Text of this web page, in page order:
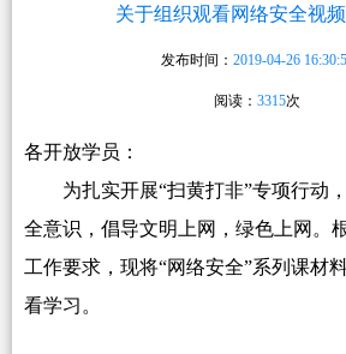
关于组织观看网络安全视
发布时间： 2019-04-26
阅读： 3315次
各开放学员：
为扎实开展“扫黄打非”专项行动
全意识，倡导文明上网，绿色上网。
工作要求，现将“网络安全”系列课材
看学习。